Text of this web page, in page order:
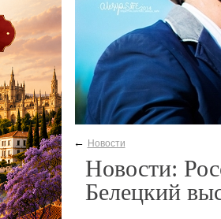
← Новости
Новости:
Белецкий